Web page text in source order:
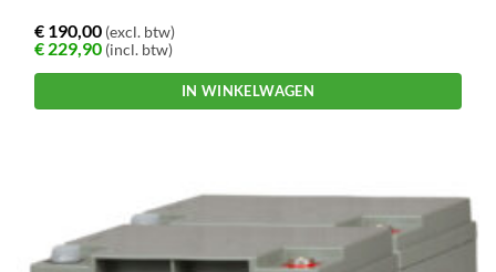
€ 190,00 (excl. btw)
€ 229,90 (incl. btw)
IN WINKELWAGEN